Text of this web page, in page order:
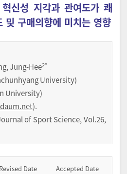
신성 지각과 관여도가 쾌
및 구매의향에 미치는 영향
Jung-Hee2*
University)
University)
).
of Sport Science,Vol.26,
Revised Date
Accepted Date